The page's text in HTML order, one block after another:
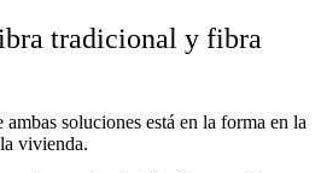
tradicional y fibra
soluciones está en la forma en la
vivienda.